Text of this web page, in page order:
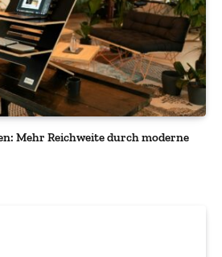
Mehr Reichweite durch moderne